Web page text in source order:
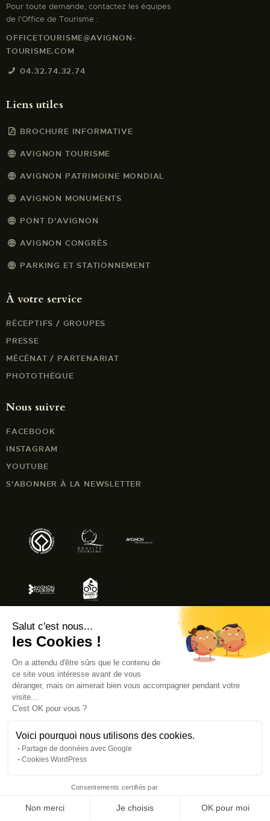
Salut c'est nous...
les Cookies !
On a attendu d'être sûrs que le contenu de
ce site vous intéresse avant de vous
déranger, mais on aimerait bien vous accompagner pendant votre
visite...
C'est OK pour vous ?
Voici pourquoi nous utilisons des cookies.
Partage de données avec Google
Cookies WordPress
Consentements certifiés par
Non merci Je choisis OK pour moi
Pour toute demande, contactez les équipes
de l’Office de Tourisme :
OFFICETOURISME@AVIGNON-
TOURISME.COM
04.32.74.32.74
Liens utiles
BROCHURE INFORMATIVE
AVIGNON TOURISME
AVIGNON PATRIMOINE MONDIAL
AVIGNON MONUMENTS
PONT D'AVIGNON
AVIGNON CONGRÈS
PARKING ET STATIONNEMENT
À votre service
RÉCEPTIFS / GROUPES
PRESSE
MÉCÉNAT / PARTENARIAT
PHOTOTHÈQUE
Nous suivre
FACEBOOK
INSTAGRAM
YOUTUBE
S'ABONNER À LA NEWSLETTER
ACCESSIBILITÉ : NON CONFORME
© AVIGNON TOURISME 2026
Accueil Visiter Faire un don